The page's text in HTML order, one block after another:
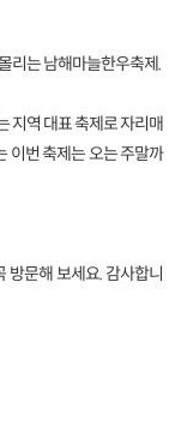
리는 남해마늘한우축제.
지역 대표 축제로 자리매
이번 축제는 오는 주말까
문해 보세요. 감사합니